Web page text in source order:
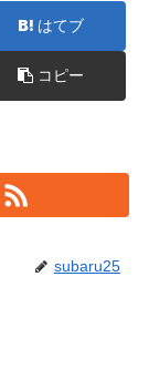
はてブ
コピー
subaru25